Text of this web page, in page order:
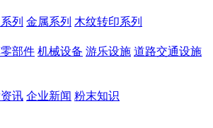
列 金属系列 木纹转印系列
部件 机械设备 游乐设施 道路交通设施
讯 企业新闻 粉末知识